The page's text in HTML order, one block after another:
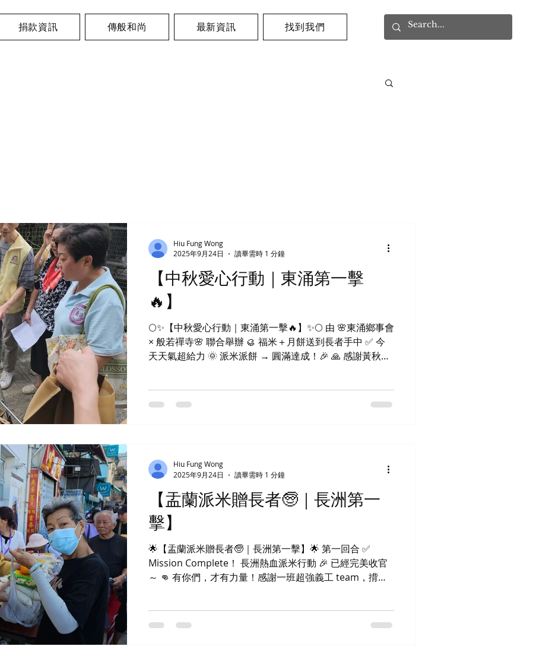
捐款資訊 傳般和尚 最新資訊 找到我們
【中秋愛心行動｜東涌第一擊
🔥】
🌕✨【中秋愛心行動｜東涌第一擊🔥】✨🌕 由 🌸東涌鄉事會
× 般若禪寺🌸 聯合舉辦 🥮 福米＋月餅送到長者手中 ✅ 今
天天氣超給力 🌞 派米派餅 → 圓滿達成！🎉 🙏 感謝黃秋萍
社區每一角落 💖 長者們的笑容 😊 就是最好的回報！ 願這
Hiu Fung Wong
2025年9月24日
讀畢需時 1 分鐘
【盂蘭派米贈長者🧓｜長洲第一
擊】
🌟【盂蘭派米贈長者🧓｜長洲第一擊】🌟 第一回合 ✅
Mission Complete！ 長洲熱血派米行動 🎉 已經完美收官
～ 👊 有你們，才有力量！感謝一班超強義工 team，揹米
佛光閃閃，福氣滿滿 ✨ 長洲第一擊 → 已圓滿！🔔 第二擊
Hiu Fung Wong
2025年9月24日
讀畢需時 1 分鐘